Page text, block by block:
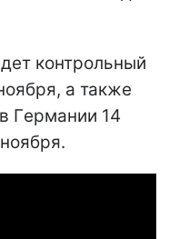
контрольный
а также
Гeрмании 14